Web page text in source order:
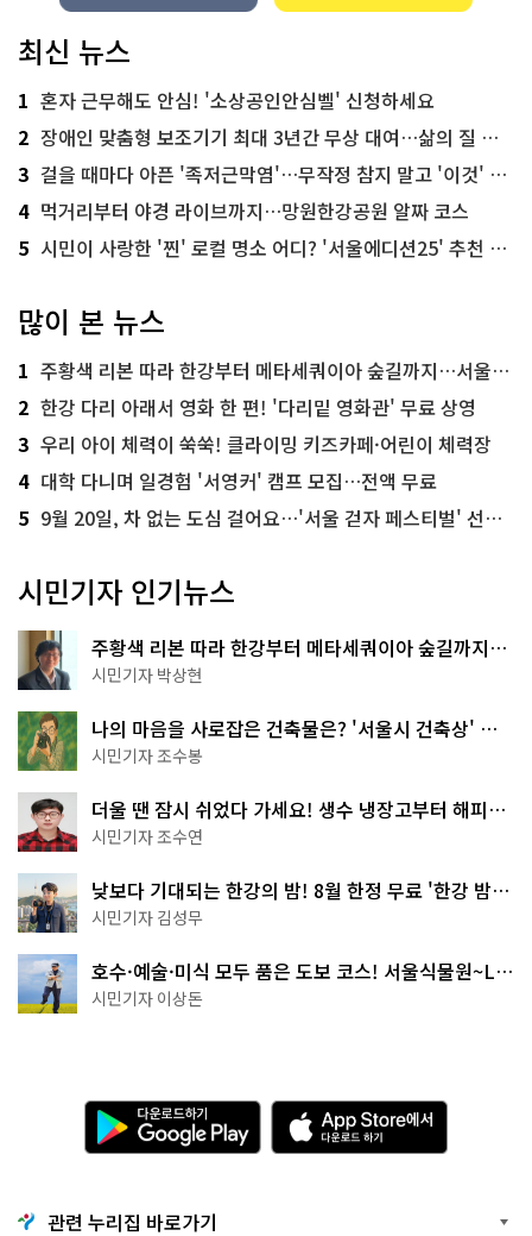
최신 뉴스
1 혼자 근무해도 안심! '소상공인안심벨' 신청하세요
2 장애인 맞춤형 보조기기 최대 3년간 무상 대여…삶의 질 높인다
3 걸을 때마다 아픈 '족저근막염'…무작정 참지 말고 '이것' 해보세요!
4 먹거리부터 야경 라이브까지…망원한강공원 알짜 코스
5 시민이 사랑한 '찐' 로컬 명소 어디? '서울에디션25' 추천 코스
많이 본 뉴스
1 주황색 리본 따라 한강부터 메타세쿼이아 숲길까지…서울둘레길 15코스
2 한강 다리 아래서 영화 한 편! '다리밑 영화관' 무료 상영
3 우리 아이 체력이 쑥쑥! 클라이밍 키즈카페·어린이 체력장
4 대학 다니며 일경험 '서영커' 캠프 모집…전액 무료
5 9월 20일, 차 없는 도심 걸어요…'서울 걷자 페스티벌' 선착순 5천명
시민기자 인기뉴스
주황색 리본 따라 한강부터 메타세쿼이아 숲길까지…
서울둘레길 15코스
시민기자 박상현
나의 마음을 사로잡은 건축물은? '서울시 건축상' 수
상작 공개!
시민기자 조수봉
더울 땐 잠시 쉬었다 가세요! 생수 냉장고부터 해피소
·무더위쉼터까지
시민기자 조수연
낮보다 기대되는 한강의 밤! 8월 한정 무료 '한강 밤
핑' 예약은?
시민기자 김성무
호수·예술·미식 모두 품은 도보 코스! 서울식물원~LG
아트센터~마곡테라스거리
시민기자 이상돈
다
운
로
기
A
p
p
관련 누리집 바로가기